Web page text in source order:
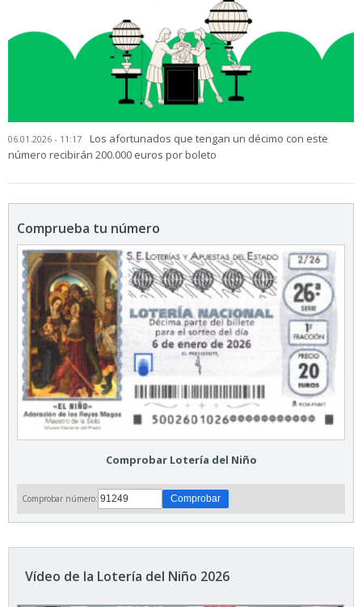
06.01.2026 - 11:17
Los afortunados que tengan un décimo con este
número recibirán 200.000 euros por boleto
Comprueba tu número
Comprobar Lotería del Niño
Comprobar número:
Vídeo de la Lotería del Niño 2026